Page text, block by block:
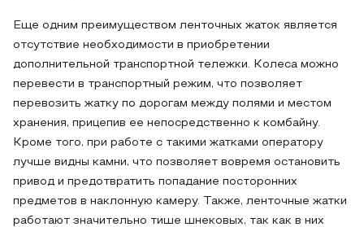
Еще одним преимуществом ленточных жаток является
отсутствие необходимости в приобретении
дополнительной транспортной тележки. Колеса можно
перевести в транспортный режим, что позволяет
перевозить жатку по дорогам между полями и местом
хранения, прицепив ее непосредственно к комбайну.
Кроме того, при работе с такими жатками оператору
лучше видны камни, что позволяет вовремя остановить
привод и предотвратить попадание посторонних
предметов в наклонную камеру. Также, ленточные жатки
работают значительно тише шнековых, так как в них